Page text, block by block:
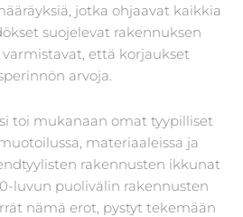
jotka ohjaavat kaikkia
suojelevat rakennuksen
että korjaukset
arvoja.
toi mukanaan omat tyypilliset
materiaaleissa ja
rakennusten ikkunat
luvun puolivälin rakennusten
nämä erot, pystyt tekemään